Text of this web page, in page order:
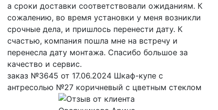
а сроки доставки соответствовали ожиданиям. К
сожалению, во время установки у меня возникли
срочные дела, и пришлось перенести дату. К
счастью, компания пошла мне на встречу и
перенесла дату монтажа. Спасибо большое за
качество и сервис.
заказ №3645 от 17.06.2024 Шкаф-купе с
антресолью №27 коричневый с цветным стеклом